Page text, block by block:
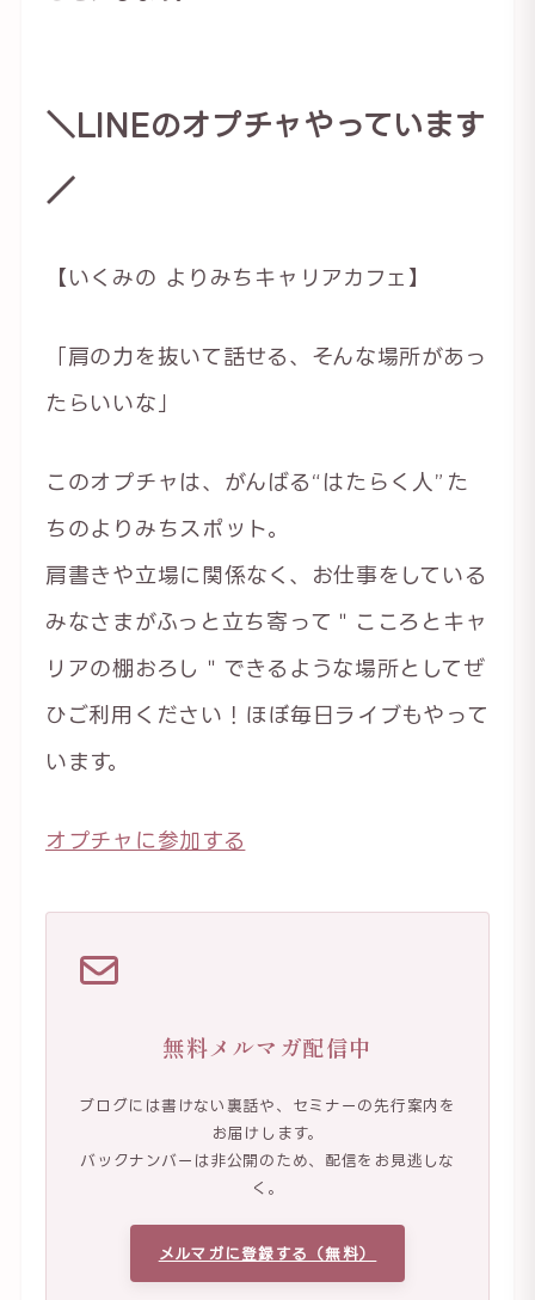
＼LINEのオプチャやっています
／
【いくみの よりみちキャリアカフェ】
「肩の力を抜いて話せる、そんな場所があっ
たらいいな」
このオプチャは、がんばる“はたらく人”た
ちのよりみちスポット。
肩書きや立場に関係なく、お仕事をしている
みなさまがふっと立ち寄って＂こころとキャ
リアの棚おろし＂できるような場所としてぜ
ひご利用ください！ほぼ毎日ライブもやって
います。
オプチャに参加する
無料メルマガ配信中
ブログには書けない裏話や、セミナーの先行案内を
お届けします。
バックナンバーは非公開のため、配信をお見逃しな
く。
メルマガに登録する（無料）